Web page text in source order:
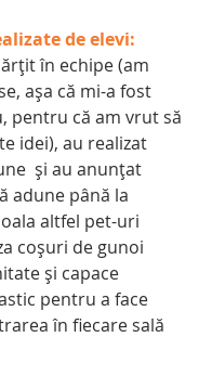
de elevi:
în echipe (am
aşa că mi-a fost
pentru că am vrut să
idei), au realizat
şi au anunţat
adune până la
altfel pet-uri
coşuri de gunoi
şi capace
pentru a face
în fiecare sală